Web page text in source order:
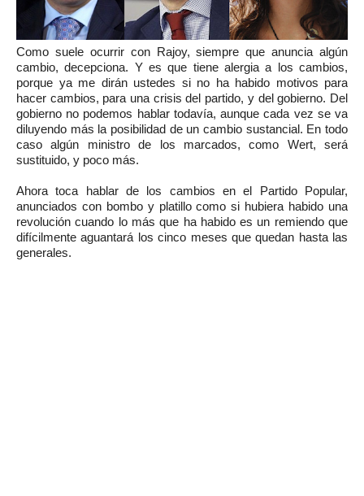
Como suele ocurrir con Rajoy, siempre que anuncia algún
cambio, decepciona. Y es que tiene alergia a los cambios,
porque ya me dirán ustedes si no ha habido motivos para
hacer cambios, para una crisis del partido, y del gobierno. Del
gobierno no podemos hablar todavía, aunque cada vez se va
diluyendo más la posibilidad de un cambio sustancial. En todo
caso algún ministro de los marcados, como Wert, será
sustituido, y poco más.
Ahora toca hablar de los cambios en el Partido Popular,
anunciados con bombo y platillo como si hubiera habido una
revolución cuando lo más que ha habido es un remiendo que
difícilmente aguantará los cinco meses que quedan hasta las
generales.